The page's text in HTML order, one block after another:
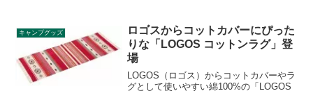
した。次回入荷日は6月中旬ごろです。今
回の再販を振り返ります。
キャンプグッズ
ロゴスからコットカバーにぴった
りな「LOGOS コットンラグ」登
場
LOGOS（ロゴス）からコットカバーやラ
グとして使いやすい綿100%の「LOGOS